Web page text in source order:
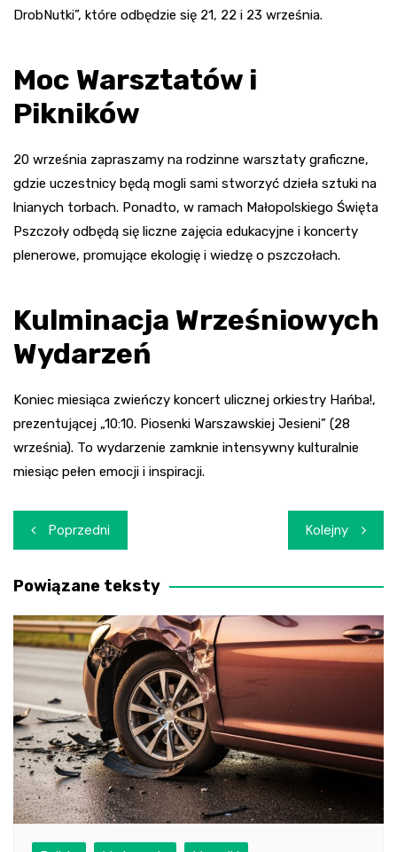
DrobNutki”, które odbędzie się 21, 22 i 23 września.
Moc Warsztatów i
Pikników
20 września zapraszamy na rodzinne warsztaty graficzne,
gdzie uczestnicy będą mogli sami stworzyć dzieła sztuki na
lnianych torbach. Ponadto, w ramach Małopolskiego Święta
Pszczoły odbędą się liczne zajęcia edukacyjne i koncerty
plenerowe, promujące ekologię i wiedzę o pszczołach.
Kulminacja Wrześniowych
Wydarzeń
Koniec miesiąca zwieńczy koncert ulicznej orkiestry Hańba!,
prezentującej „10:10. Piosenki Warszawskiej Jesieni” (28
września). To wydarzenie zamknie intensywny kulturalnie
miesiąc pełen emocji i inspiracji.
Nawigacja
wpisu
Poprzedni Kolejny
Powiązane teksty